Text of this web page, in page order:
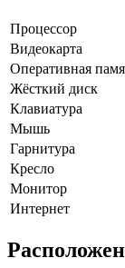
Процессор
Видеокарта
Оперативная
Жёсткий диск
Клавиатура
Мышь
Гарнитура
Кресло
Монитор
Интернет